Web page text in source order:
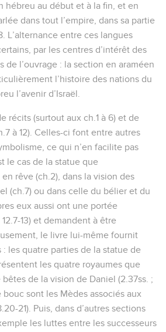
hébreu au début et à la fin, et en
dans tout l’empire, dans sa partie
L’alternance entre ces langues
par les centres d’intérêt des
de l’ouvrage : la section en araméen
l’histoire des nations du
l’avenir d’Israël.
récits (surtout aux ch.1 à 6) et de
à 12). Celles-ci font entre autres
ce qui n’en facilite pas
le cas de la statue que
rêve (ch.2), dans la vision des
(ch.7) ou dans celle du bélier et du
eux aussi ont une portée
13) et demandent à être
le livre lui-même fournit
les quatre parties de la statue de
les quatre royaumes que
de la vision de Daniel (2.37ss. ;
bouc sont les Mèdes associés aux
21). Puis, dans d’autres sections
les luttes entre les successeurs